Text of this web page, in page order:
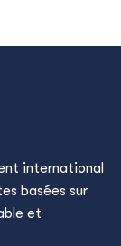
international
basées sur
et